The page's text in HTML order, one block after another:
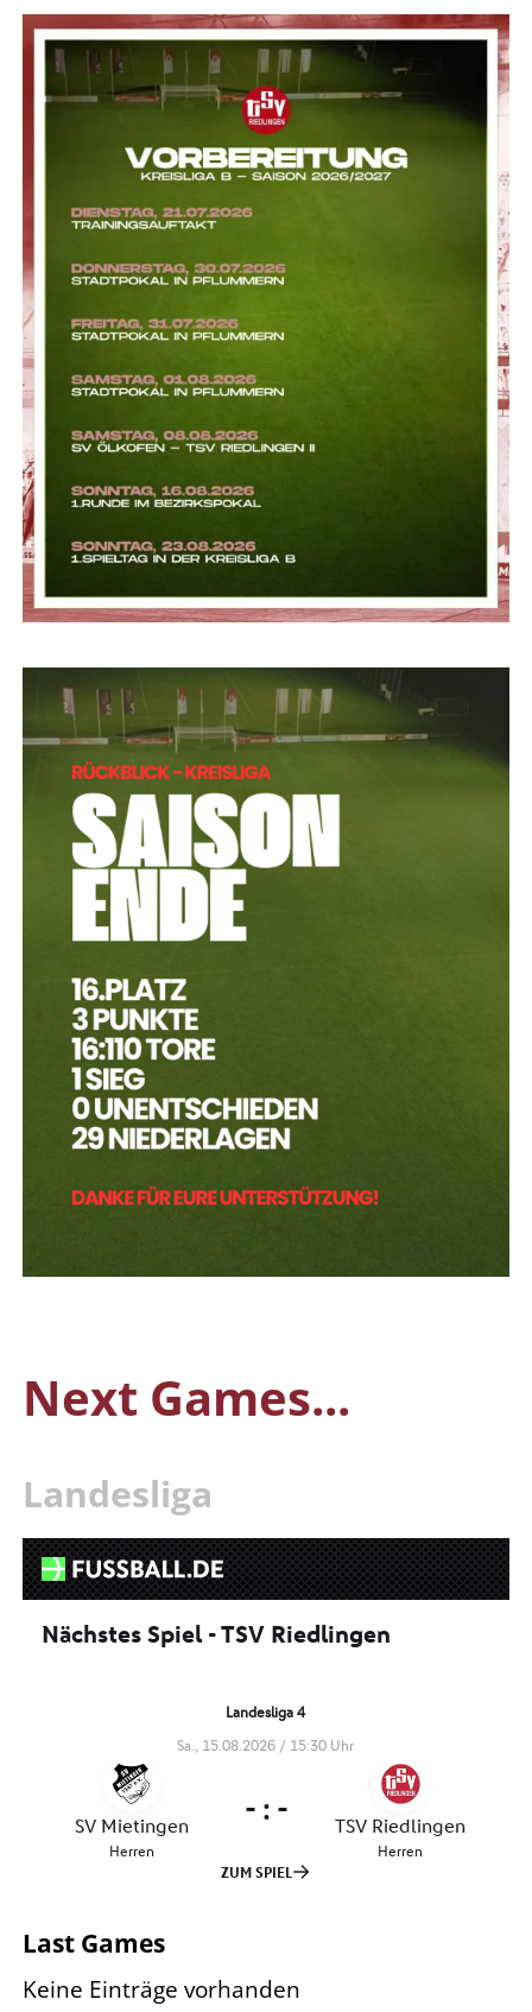
Next Games...
Landesliga
Last Games
Keine Einträge vorhanden